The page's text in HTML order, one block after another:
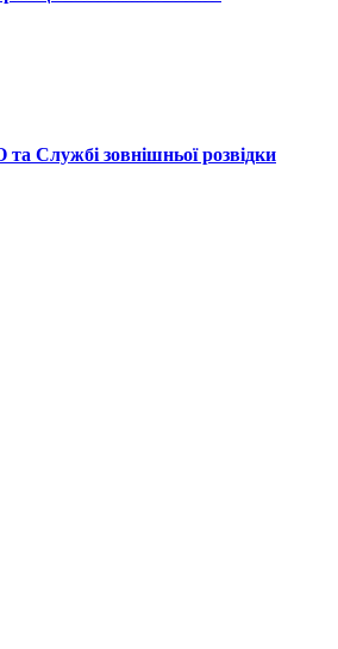
Службі зовнішньої розвідки